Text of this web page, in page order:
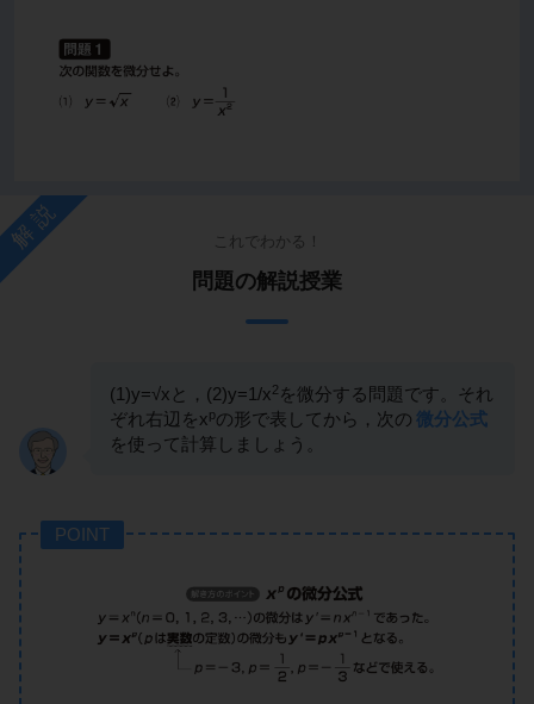
解説 これでわかる！
問題の解説授業
(1)y=√xと，(2)y=1/x2 を微分する問題です。それ
ぞれ右辺をxpの形で表してから，次の 微分公式
を使って計算しましょう。
POINT